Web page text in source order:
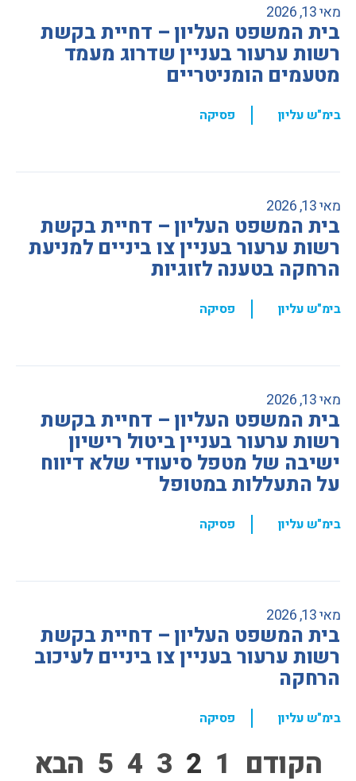
מאי 13, 2026
בית המשפט העליון – דחיית בקשת
רשות ערעור בעניין שדרוג מעמד
מטעמים הומניטריים
בימ"ש עליון , פסיקה
מאי 13, 2026
בית המשפט העליון – דחיית בקשת
רשות ערעור בעניין צו ביניים למניעת
הרחקה בטענה לזוגיות
בימ"ש עליון , פסיקה
מאי 13, 2026
בית המשפט העליון – דחיית בקשת
רשות ערעור בעניין ביטול רישיון
ישיבה של מטפל סיעודי שלא דיווח
על התעללות במטופל
בימ"ש עליון , פסיקה
מאי 13, 2026
בית המשפט העליון – דחיית בקשת
רשות ערעור בעניין צו ביניים לעיכוב
הרחקה
בימ"ש עליון , פסיקה
הקודם 1
2
3
4
5 הבא